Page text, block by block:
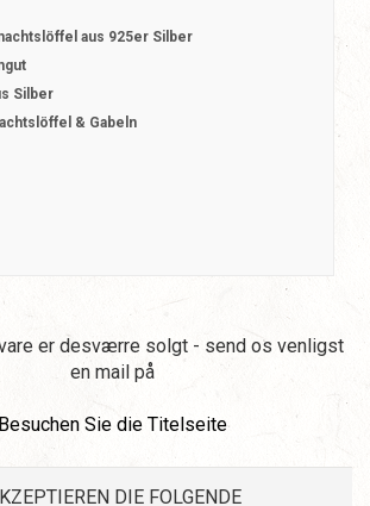
aus 925er Silber
Silber
& Gabeln
er desværre solgt - send os venligst
en mail på
Sie die Titelseite
DIE FOLGENDE